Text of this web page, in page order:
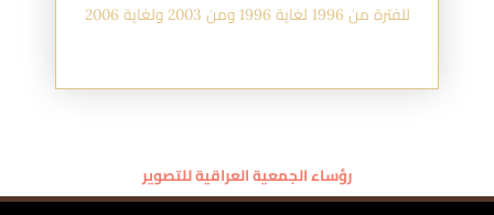
للفترة من 1996 لغاية 1996 ومن 2003 ولغاية 2006
رؤساء الجمعية العراقية للتصوير